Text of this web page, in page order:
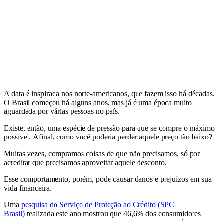
A data é inspirada nos norte-americanos, que fazem isso há décadas.
O Brasil começou há alguns anos, mas já é uma época muito
aguardada por várias pessoas no país.
Existe, então, uma espécie de pressão para que se compre o máximo
possível. Afinal, como você poderia perder aquele preço tão baixo?
Muitas vezes, compramos coisas de que não precisamos, só por
acreditar que precisamos aproveitar aquele desconto.
Esse comportamento, porém, pode causar danos e prejuízos em sua
vida financeira.
Uma pesquisa do Serviço de Proteção ao Crédito (SPC
Brasil) realizada este ano mostrou que 46,6% dos consumidores